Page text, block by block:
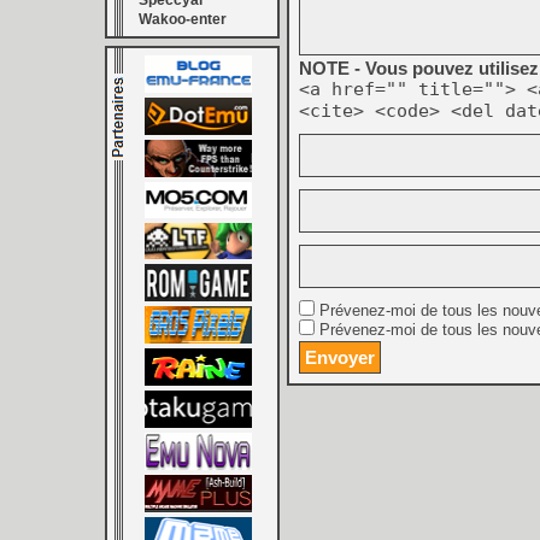
Wakoo-enter
NOTE - Vous pouvez
<a href="" title="">
<cite> <code> <del
Prévenez-moi de tous les
Prévenez-moi de tous les